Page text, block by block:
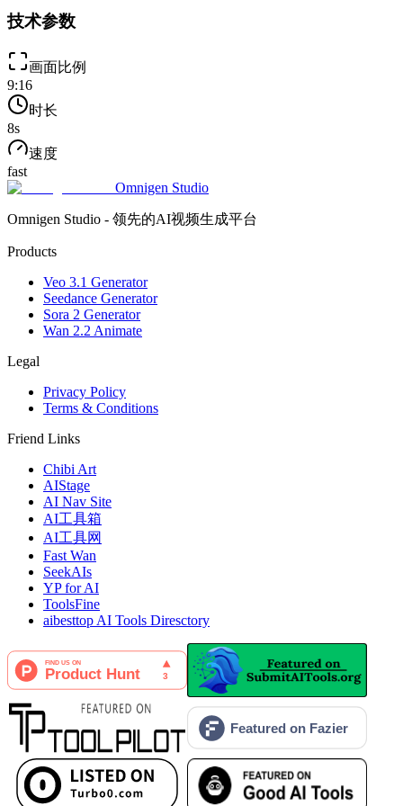
技术参数
画面比例
9:16
时长
8s
速度
fast
Omnigen Studio
Omnigen Studio - 领先的AI视频生成平台
Products
Veo 3.1 Generator
Seedance Generator
Sora 2 Generator
Wan 2.2 Animate
Legal
Privacy Policy
Terms & Conditions
Friend Links
Chibi Art
AIStage
AI Nav Site
AI工具箱
AI工具网
Fast Wan
SeekAIs
YP for AI
ToolsFine
aibesttop AI Tools Diresctory